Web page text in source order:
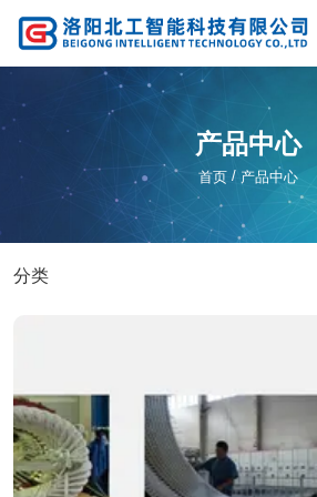
产品中心
首页 / 产品中心
分类